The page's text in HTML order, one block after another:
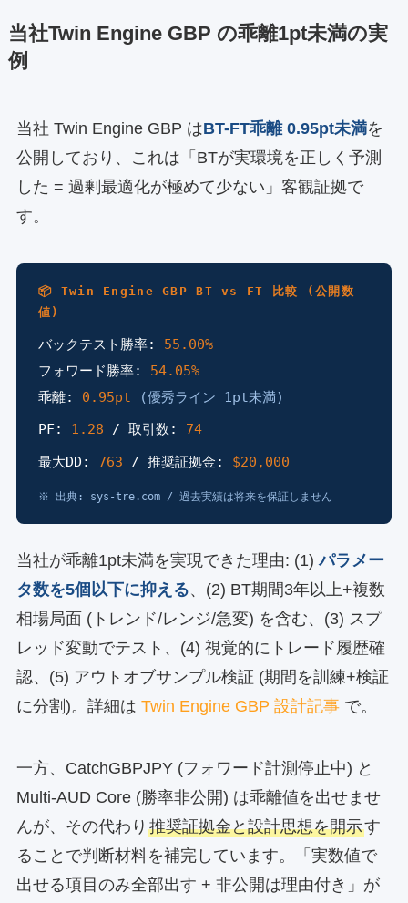
当社Twin Engine GBP の乖離1pt未満の実
例
当社 Twin Engine GBP はBT-FT乖離 0.95pt未満を
公開しており、これは「BTが実環境を正しく予測
した = 過剰最適化が極めて少ない」客観証拠で
す。
📦 Twin Engine GBP BT vs FT 比較 (公開数
値)
バックテスト勝率: 55.00%
フォワード勝率: 54.05%
乖離: 0.95pt
(優秀ライン 1pt未満)
PF: 1.28 / 取引数: 74
最大DD: 763 / 推奨証拠金: $20,000
※ 出典: sys-tre.com / 過去実績は将来を保証しません
当社が乖離1pt未満を実現できた理由: (1)パラメー
タ数を5個以下に抑える、(2) BT期間3年以上+複数
相場局面 (トレンド/レンジ/急変) を含む、(3) スプ
レッド変動でテスト、(4) 視覚的にトレード履歴確
認、(5) アウトオブサンプル検証 (期間を訓練+検証
に分割)。詳細は Twin Engine GBP 設計記事で。
一方、CatchGBPJPY (フォワード計測停止中) と
Multi-AUD Core (勝率非公開) は乖離値を出せませ
んが、その代わり 推奨証拠金と設計思想を開示す
ることで判断材料を補完しています。「実数値で
出せる項目のみ全部出す + 非公開は理由付き」が